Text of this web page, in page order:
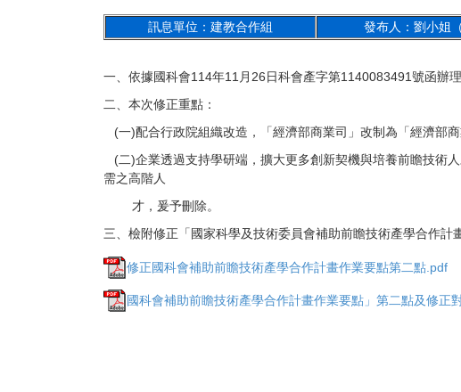
訊息單位：建教合作組 發布人：劉小姐（
一、依據國科會114年11月26日科會產字第1140083491號函辦理
二、本次修正重點：
(一)配合行政院組織改造，「經濟部商業司」改制為「經濟部
(二)企業透過支持學研端，擴大更多創新契機與培養前瞻技術
需之高階人
才，爰予刪除。
三、檢附修正「國家科學及技術委員會補助前瞻技術產學合作計
修正國科會補助前瞻技術產學合作計畫作業要點第二點.pdf
國科會補助前瞻技術產學合作計畫作業要點」第二點及修正